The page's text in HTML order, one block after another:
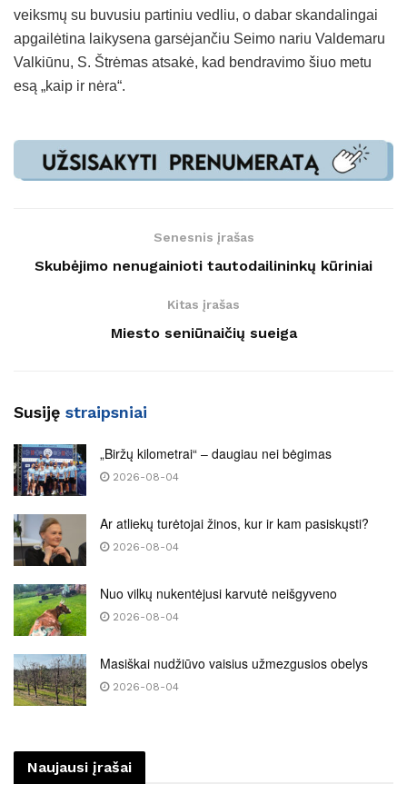
veiksmų su buvusiu partiniu vedliu, o dabar skandalingai
apgailėtina laikysena garsėjančiu Seimo nariu Valdemaru
Valkiūnu, S. Štrėmas atsakė, kad bendravimo šiuo metu
esą „kaip ir nėra“.
Senesnis įrašas
Skubėjimo nenugainioti tautodailininkų kūriniai
Kitas įrašas
Miesto seniūnaičių sueiga
Susiję straipsniai
„Biržų kilometrai“ – daugiau nei bėgimas
2026-08-04
Ar atliekų turėtojai žinos, kur ir kam pasiskųsti?
2026-08-04
Nuo vilkų nukentėjusi karvutė neišgyveno
2026-08-04
Masiškai nudžiūvo vaisius užmezgusios obelys
2026-08-04
Naujausi įrašai